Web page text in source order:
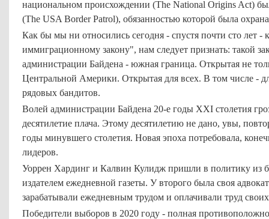
национальном происхождении (The National Origins Act)
(The USA Border Patrol), обязанностью которой была
Как бы мы ни относились сегодня - спустя почти сто лет -
иммиграционному закону", нам следует признать: такой
администрации Байдена - южная граница. Открытая не
Центральной Америки. Открытая для всех. В том числе -
рядовых бандитов.
Волей администрации Байдена 20-е годы XXI столетия
десятилетие плача. Этому десятилетию не дано, увы,
годы минувшего столетия. Новая эпоха потребовала,
лидеров.
Уоррен Хардинг и Калвин Кулидж пришли в политику из
издателем ежедневной газеты. У второго была своя
зарабатывали ежедневным трудом и оплачивали труд
Победители выборов в 2020 году - полная